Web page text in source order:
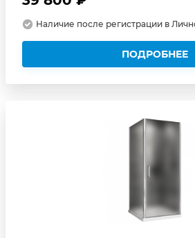
Наличие после регистрации в
ПОДРОБНЕЕ